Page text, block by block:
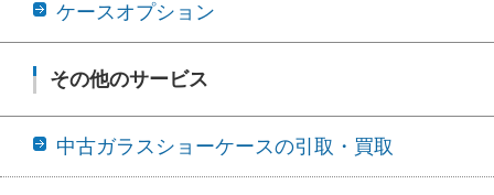
ケースオプション
その他のサービス
中古ガラスショーケースの引取・買取